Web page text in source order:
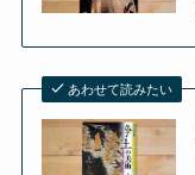
あわせて読みたい